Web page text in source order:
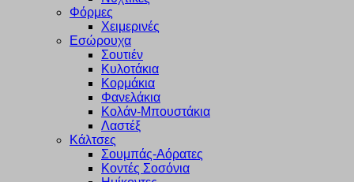
Φόρμες
Χειμερινές
Εσώρουχα
Σουτιέν
Κυλοτάκια
Κορμάκια
Φανελάκια
Κολάν-Μπουστάκια
Λαστέξ
Κάλτσες
Σουμπάς-Αόρατες
Κοντές Σοσόνια